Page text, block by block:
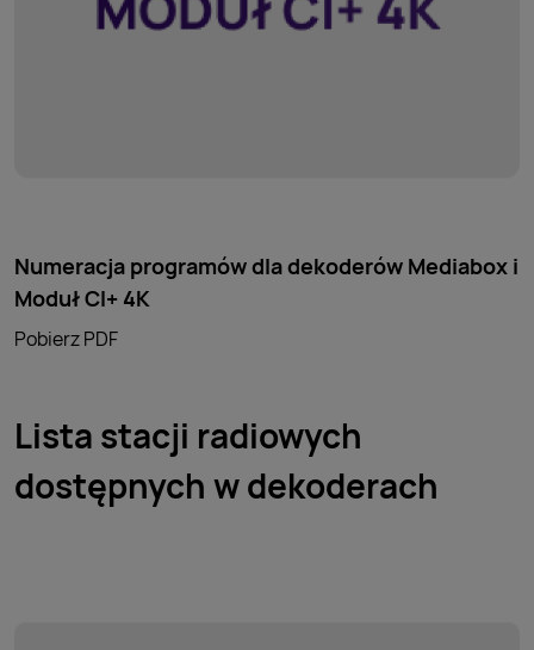
Numeracja programów dla dekoderów Mediabox i
Moduł CI+ 4K
Pobierz PDF
Lista stacji radiowych
dostępnych w dekoderach